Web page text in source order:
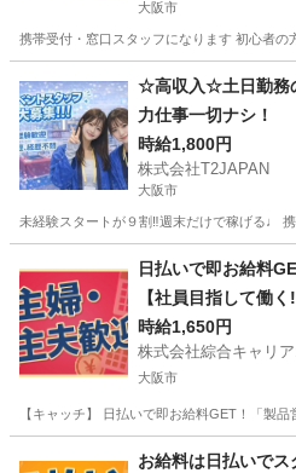
大阪市
携帯受付・窓口スタッフになります 初心者
携帯ショップ スタ
☆高収入☆土日勤務
力仕事一切ナシ！
時給1,800円
株式会社T2JAPAN
大阪市
未経験スタートが９割‼︎週末だけで稼げる♩
携帯ショップ スタ
日払いで即お給料
【社員目指して働
ぼナシでプラ充!高時
時給1,650円
株式会社綜合キャリ
大阪市
【キャッチ】 日払いで即お給料GET！「製
その他
お給料は日払いで